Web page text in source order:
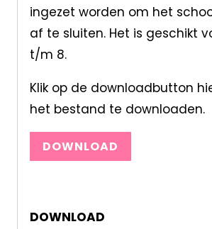
ingezet worden om het
af te sluiten. Het is geschikt
t/m 8.
Klik op de downloadbutton
het bestand te downloaden.
DOWNLOAD
DOWNLOAD